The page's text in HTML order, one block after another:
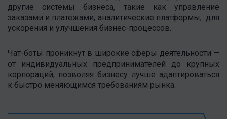
другие системы бизнеса, такие как управление
заказами и платежами, аналитические платформы, для
ускорения и улучшения бизнес-процессов.
Чат-боты проникнут в широкие сферы деятельности —
от индивидуальных предпринимателей до крупных
корпораций, позволяя бизнесу лучше адаптироваться
к быстро меняющимся требованиям рынка.